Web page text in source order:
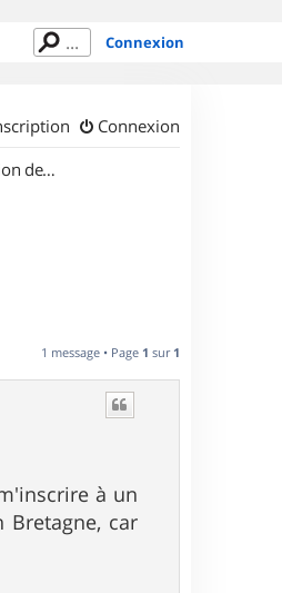
Connexion
Connexion
Organisation de sorties en région Bretagne
1 message • Page 1 sur 1
à un
Bretagne, car